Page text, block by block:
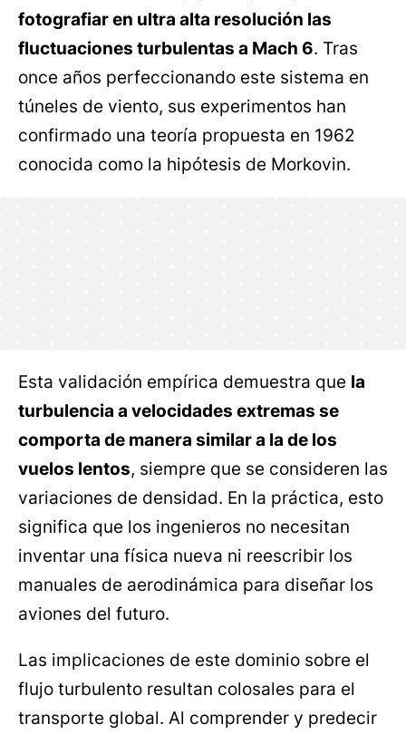
fotografiar en ultra alta resolución las
fluctuaciones turbulentas a Mach 6. Tras
once años perfeccionando este sistema en
túneles de viento, sus experimentos han
confirmado una teoría propuesta en 1962
conocida como la hipótesis de Morkovin.
Esta validación empírica demuestra que la
turbulencia a velocidades extremas se
comporta de manera similar a la de los
vuelos lentos, siempre que se consideren las
variaciones de densidad. En la práctica, esto
significa que los ingenieros no necesitan
inventar una física nueva ni reescribir los
manuales de aerodinámica para diseñar los
aviones del futuro.
Las implicaciones de este dominio sobre el
flujo turbulento resultan colosales para el
transporte global. Al comprender y predecir